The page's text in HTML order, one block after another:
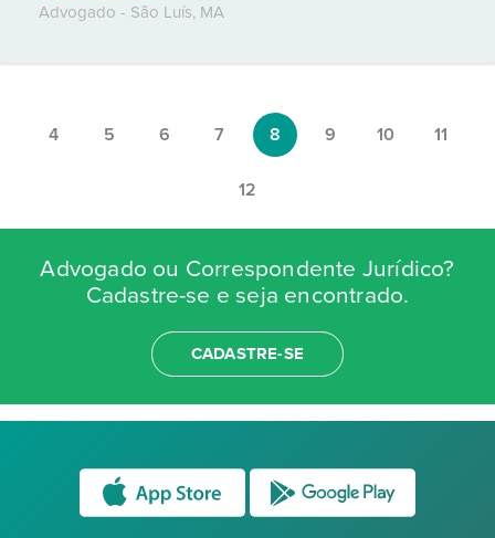
Advogado - São Luís, MA
4 5 6 7 8 9 10 11
12
Advogado ou Correspondente Jurídico?
Cadastre-se e seja encontrado.
CADASTRE-SE